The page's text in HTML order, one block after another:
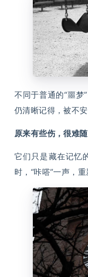
不同于普通的“噩梦
仍清晰记得，被不安
原来有些伤，很难
它们只是藏在记忆
时，“咔嗒”一声，重